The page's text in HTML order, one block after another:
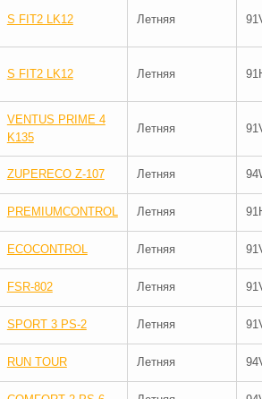
S FIT2 LK12 Летняя
S FIT2 LK12 Летняя
VENTUS PRIME 4
K135
Летняя
ZUPERECO Z-107 Летняя
PREMIUMCONTROL Летняя
ECOCONTROL Летняя
FSR-802 Летняя
SPORT 3 PS-2 Летняя
RUN TOUR Летняя